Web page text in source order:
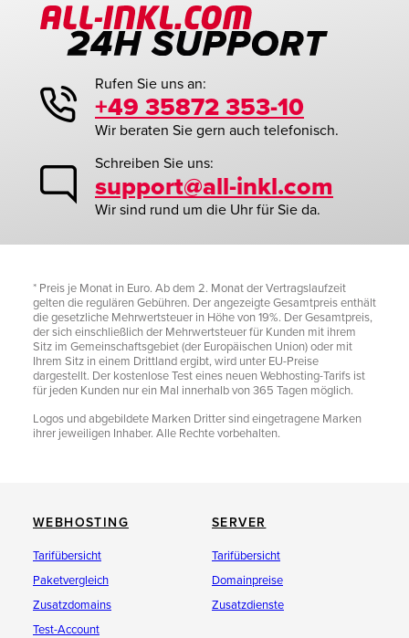
Rufen Sie uns an:
+49 35872 353-10
Wir beraten Sie gern auch telefonisch.
Schreiben Sie uns:
support@all-inkl.com
Wir sind rund um die Uhr für Sie da.
* Preis je Monat in Euro. Ab dem 2. Monat der Vertragslaufzeit
gelten die regulären Gebühren. Der angezeigte Gesamtpreis enthält
die gesetzliche Mehrwertsteuer in Höhe von 19%. Der Gesamtpreis,
der sich einschließlich der Mehrwertsteuer für Kunden mit ihrem
Sitz im Gemeinschaftsgebiet (der Europäischen Union) oder mit
Ihrem Sitz in einem Drittland ergibt, wird unter EU-Preise
dargestellt. Der kostenlose Test eines neuen Webhosting-Tarifs ist
für jeden Kunden nur ein Mal innerhalb von 365 Tagen möglich.
Logos und abgebildete Marken Dritter sind eingetragene Marken
ihrer jeweiligen Inhaber. Alle Rechte vorbehalten.
WEBHOSTING
Tarifübersicht
Paketvergleich
Zusatzdomains
Test-Account
SERVER
Tarifübersicht
Domainpreise
Zusatzdienste